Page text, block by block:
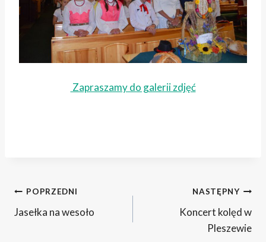
Zapraszamy do galerii zdjęć
Nawigacja
wpisu
POPRZEDNI
Jasełka na wesoło
NASTĘPNY
Koncert kolęd w
Pleszewie